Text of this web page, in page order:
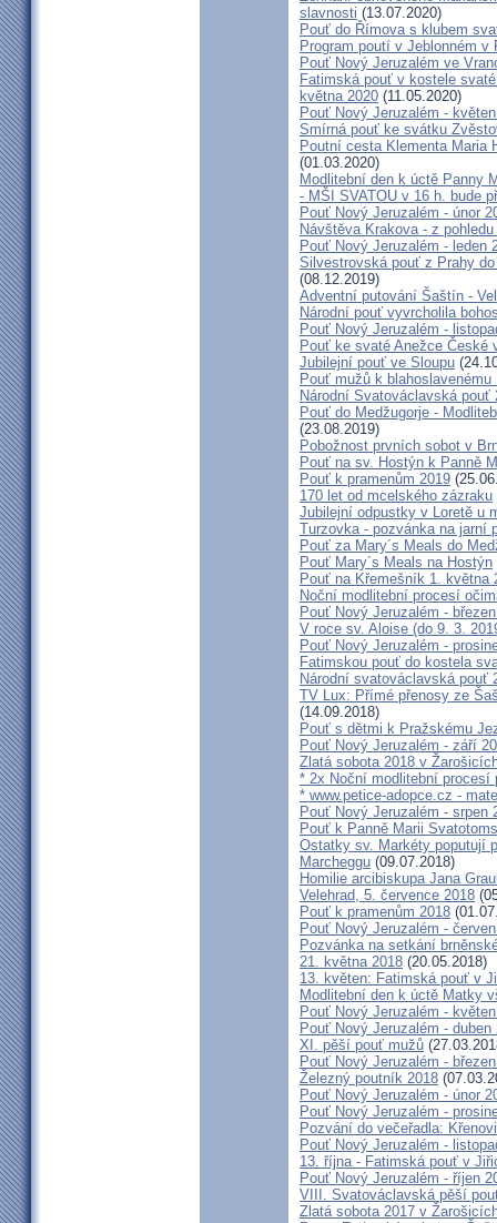
slavnosti (13.07.2020)
Pouť do Římova s klubem
Program poutí v Jeblonném v
Pouť Nový Jeruzalém ve
Fatimská pouť v kostele
května 2020 (11.05.2020)
Pouť Nový Jeruzalém -
Smírná pouť ke svátku
Poutní cesta Klementa Maria
(01.03.2020)
Modlitební den k úctě Panny
- MŠI SVATOU v 16 h. bude
Pouť Nový Jeruzalém - únor
Návštěva Krakova - z
Pouť Nový Jeruzalém - leden
Silvestrovská pouť z Prahy
(08.12.2019)
Adventní putování Šaštín -
Národní pouť vyvrcholila
Pouť Nový Jeruzalém -
Pouť ke svaté Anežce České
Jubilejní pouť ve Sloupu
Pouť mužů k
Národní Svatováclavská pouť
Pouť do Medžugorje -
(23.08.2019)
Pobožnost prvních sobot v
Pouť na sv. Hostýn k Panně
Pouť k pramenům 2019
170 let od mcelského zázraku
Jubilejní odpustky v Loretě u
Turzovka - pozvánka na jarní
Pouť za Mary´s Meals do
Pouť Mary´s Meals na Hostýn
Pouť na Křemešník 1. května
Noční modlitební procesí
Pouť Nový Jeruzalém -
V roce sv. Aloise (do 9. 3.
Pouť Nový Jeruzalém -
Fatimskou pouť do kostela
Národní svatováclavská pouť
TV Lux: Přímé přenosy ze
(14.09.2018)
Pouť s dětmi k Pražskému
Pouť Nový Jeruzalém - září
Zlatá sobota 2018 v
* 2x Noční modlitební
* www.petice-adopce.cz -
Pouť Nový Jeruzalém - srpen
Pouť k Panně Marii
Ostatky sv. Markéty poputují
Marcheggu (09.07.2018)
Homilie arcibiskupa Jana
Velehrad, 5. července 2018
Pouť k pramenům 2018
Pouť Nový Jeruzalém -
Pozvánka na setkání
21. května 2018 (20.05.2018)
13. květen: Fatimská pouť v
Modlitební den k úctě Matky
Pouť Nový Jeruzalém -
Pouť Nový Jeruzalém - duben
XI. pěší pouť mužů
Pouť Nový Jeruzalém -
Železný poutník 2018
Pouť Nový Jeruzalém - únor
Pouť Nový Jeruzalém -
Pozvání do večeřadla:
Pouť Nový Jeruzalém -
13. října - Fatimská pouť v
Pouť Nový Jeruzalém - říjen
VIII. Svatováclavská pěší
Zlatá sobota 2017 v